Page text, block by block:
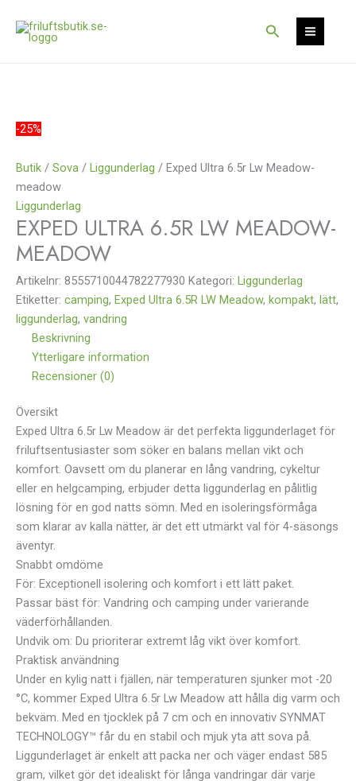
Sök
-25%
Butik / Sova / Liggunderlag / Exped Ultra 6.5r Lw Meadow-
meadow
Liggunderlag
EXPED ULTRA 6.5R LW MEADOW-
MEADOW
Artikelnr: 8555710044782277930 Kategori: Liggunderlag
Etiketter: camping, Exped Ultra 6.5R LW Meadow, kompakt, lätt,
liggunderlag, vandring
Beskrivning
Ytterligare information
Recensioner (0)
Översikt
Exped Ultra 6.5r Lw Meadow är det perfekta liggunderlaget för
friluftsentusiaster som söker en balans mellan vikt och
komfort. Oavsett om du planerar en lång vandring, cykeltur
eller en helgcamping, erbjuder detta liggunderlag en pålitlig
lösning för en god natts sömn. Med en isoleringsförmåga
som klarar av kalla nätter, är det ett utmärkt val för 4-säsongs
äventyr.
Snabbt omdöme
För: Exceptionell isolering och komfort i ett lätt paket.
Passar bäst för: Vandring och camping under varierande
väderförhållanden.
Undvik om: Du prioriterar extremt låg vikt över komfort.
Praktisk användning
Under en kylig natt i fjällen, när temperaturen sjunker mot -20
°C, kommer Exped Ultra 6.5r Lw Meadow att hålla dig varm och
bekväm. Med en tjocklek på 7 cm och en innovativ SYNMAT
TECHNOLOGY™ får du en stabil och mjuk yta att sova på.
Liggunderlaget är enkelt att packa ner och väger endast 585
gram, vilket gör det idealiskt för långa vandringar där varje
Rea!
ursprungliga